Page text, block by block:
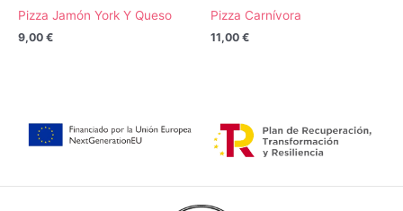
Pizza Jamón York Y Queso
9,00 €
Pizza Carnívora
11,00 €